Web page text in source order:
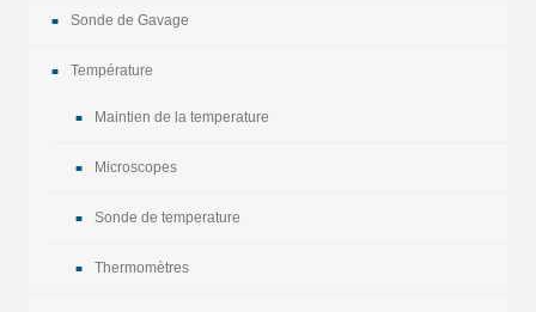
Sonde de Gavage
Température
Maintien de la temperature
Microscopes
Sonde de temperature
Thermomètres